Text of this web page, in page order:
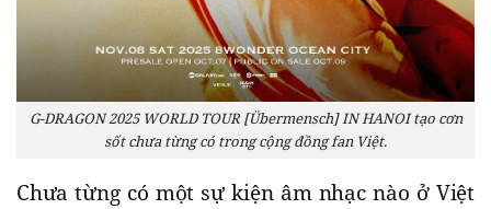
G-DRAGON 2025 WORLD TOUR [Übermensch] IN HANOI tạo cơn
sốt chưa từng có trong cộng đồng fan Việt.
Chưa từng có một sự kiện âm nhạc nào ở Việt